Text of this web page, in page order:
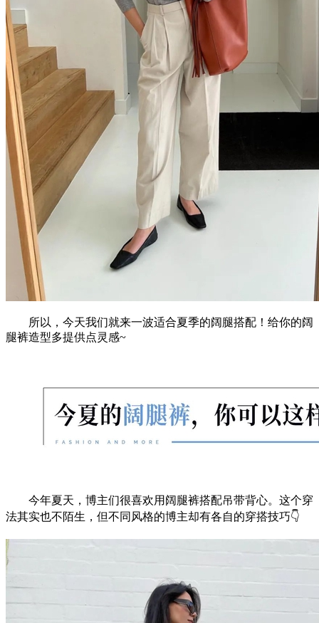
所以，今天我们就来一波适合夏季的阔腿搭配！给你的阔
腿裤造型多提供点灵感~
今年夏天，博主们很喜欢用阔腿裤搭配吊带背心。这个穿
法其实也不陌生，但不同风格的博主却有各自的穿搭技巧👇